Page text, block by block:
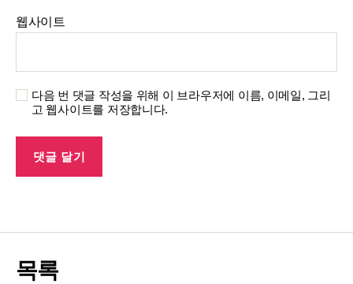
웹사이트
다음 번 댓글 작성을 위해 이 브라우저에 이름, 이메일, 그리
고 웹사이트를 저장합니다.
목록